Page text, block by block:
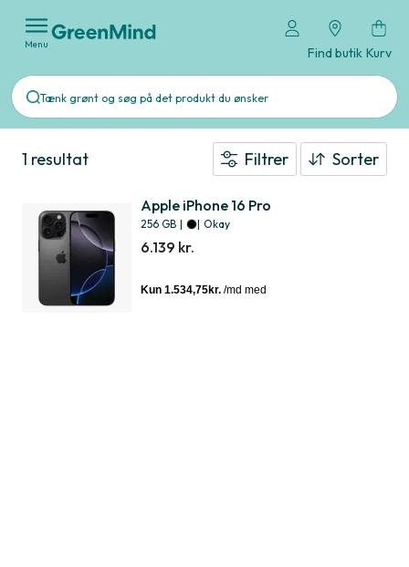
Menu
Find butik Kurv
1 resultat Filtrer Sorter
Apple iPhone 16 Pro
256 GB | | Okay
6.139 kr.